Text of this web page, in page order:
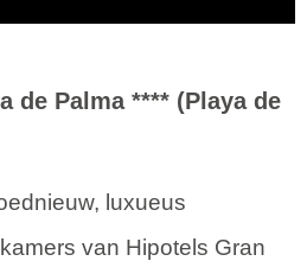
de Palma **** (Playa de
luxueus
van Hipotels Gran